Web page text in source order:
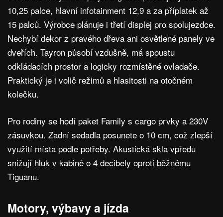
10,25 palce, hlavní infotainment 12,9 a za příplatek až
15 palců. Výrobce plánuje i třetí displej pro spolujezdce.
Nechybí dekor z pravého dřeva ani osvětlené panely ve
dveřích. Tayron působí vzdušně, má spoustu
odkládacích prostor a logicky rozmístěné ovladače.
Praktický je i volič režimů a hlasitosti na otočném
kolečku.
Pro rodiny se hodí paket Family s cargo prvky a 230V
zásuvkou. Zadní sedadla posunete o 10 cm, což zlepší
využití místa podle potřeby. Akustická skla vpředu
snižují hluk v kabině o 4 decibely oproti běžnému
Tiguanu.
Motory, výbavy a jízda